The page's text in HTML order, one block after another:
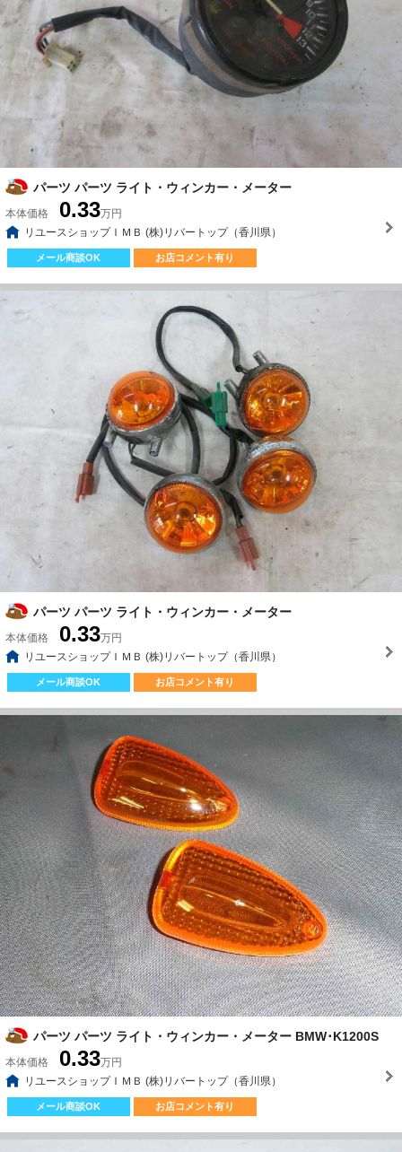
パーツ パーツ ライト・ウィンカー・メーター
本体価格 0.33万円
リユースショップＩＭＢ (株)リバートップ（香川県）
メール商談OK お店コメント有り
パーツ パーツ ライト・ウィンカー・メーター
本体価格 0.33万円
リユースショップＩＭＢ (株)リバートップ（香川県）
メール商談OK お店コメント有り
パーツ パーツ ライト・ウィンカー・メーター BMW･K1200S
本体価格 0.33万円
リユースショップＩＭＢ (株)リバートップ（香川県）
メール商談OK お店コメント有り